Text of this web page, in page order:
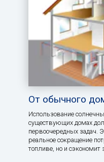
От обычного
Использование
существующих домах
первоочередных задач.
реальное сокращение
топливе, но и сэкономит